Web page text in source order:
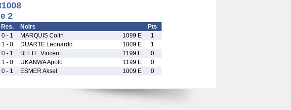
2
Res. Noirs
Pts
0 - 1 MARQUIS Colin 1099 E
1
1 - 0 DUARTE Leonardo 1009 E
1
0 - 1 BELLE Vincent 1199 E
0
1 - 0 UKANWA Apolo 1199 E
0
0 - 1 ESMER Aksel 1009 E 0